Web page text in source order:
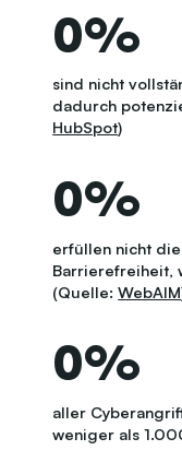
0%
sind nicht
dadurch
HubSpot)
0%
erfüllen nicht
Barrierefreiheit,
(Quelle:WebAIM
0%
aller
weniger als